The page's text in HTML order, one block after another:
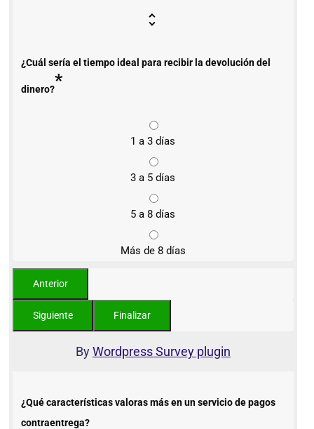
¿Cuál sería el tiempo ideal para recibir la devolución del
dinero?*
1 a 3 días
3 a 5 días
5 a 8 días
Más de 8 días
ByWordpress Survey plugin
¿Qué características valoras más en un servicio de pagos
contraentrega?